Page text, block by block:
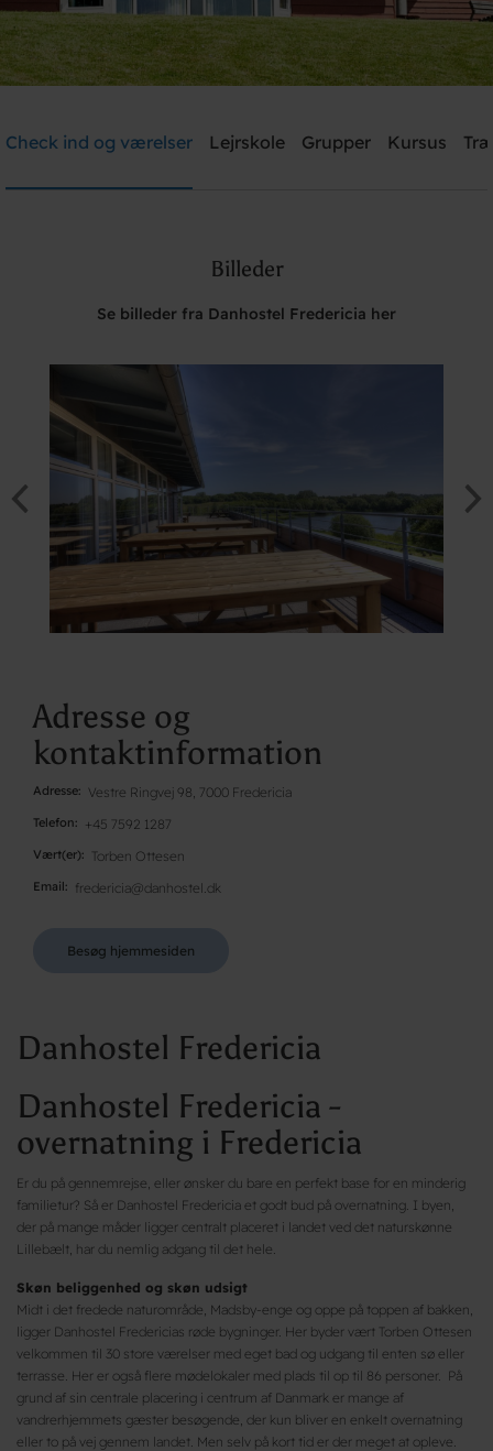
Brug for hjælp? Ring+45 7592 1287
Check ind og værelser Lejrskole Grupper Kursus
Billeder
Se billeder fra Danhostel Fredericia her
Adresse og
kontaktinformation
Adresse Vestre Ringvej 98, 7000 Fredericia
Telefon +45 7592 1287
Vært(er) Torben Ottesen
Email fredericia@danhostel.dk
Besøg hjemmesiden
Danhostel Fredericia
Danhostel Fredericia -
overnatning i Fredericia
Er du på gennemrejse, eller ønsker du bare en perfekt base for en minderig
familietur? Så er Danhostel Fredericia et godt bud på overnatning. I byen,
der på mange måder ligger centralt placeret i landet ved det naturskønne
Lillebælt, har du nemlig adgang til det hele.
Skøn beliggenhed og skøn udsigt
Midt i det fredede naturområde, Madsby-enge og oppe på toppen af bakken,
ligger Danhostel Fredericias røde bygninger. Her byder vært Torben Ottesen
velkommen til 30 store værelser med eget bad og udgang til enten sø eller
terrasse. Her er også flere mødelokaler med plads til op til 86 personer. På
grund af sin centrale placering i centrum af Danmark er mange af
vandrerhjemmets gæster besøgende, der kun bliver en enkelt overnatning
eller to på vej gennem landet. Men selv på kort tid er der meget at opleve.